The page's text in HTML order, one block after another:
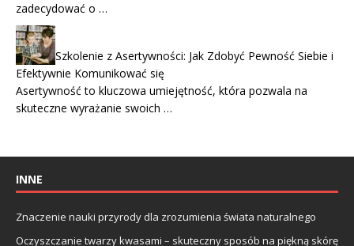
zadecydować o …
Szkolenie z Asertywności: Jak Zdobyć Pewność Siebie i
Efektywnie Komunikować się
Asertywność to kluczowa umiejętność, która pozwala na
skuteczne wyrażanie swoich …
INNE
Znaczenie nauki przyrody dla zrozumienia świata naturalnego
Oczyszczanie twarzy kwasami – skuteczny sposób na piękną skórę